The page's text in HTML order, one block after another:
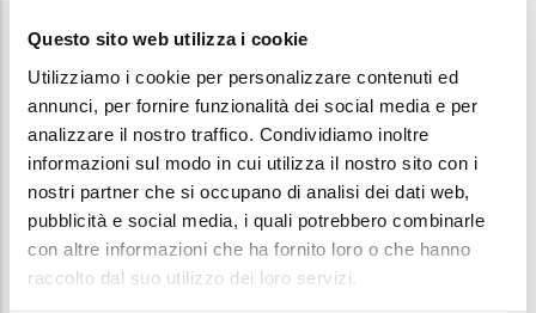
Questo sito web utilizza i cookie
Utilizziamo i cookie per personalizzare contenuti ed
annunci, per fornire funzionalità dei social media e per
analizzare il nostro traffico. Condividiamo inoltre
informazioni sul modo in cui utilizza il nostro sito con i
nostri partner che si occupano di analisi dei dati web,
pubblicità e social media, i quali potrebbero combinarle
con altre informazioni che ha fornito loro o che hanno
raccolto dal suo utilizzo dei loro servizi.
Il giorno 13 febbraio 2024, dalle ore 09.00 alle
13.00, verrà sospeso il servizio di erogazione acqua
in Via Salnitro, Via Zanardelli, Piazza Castello e Via
Malvezzi. La sospensione si rende necessaria al
fine di un intervento di manutenzione straordinaria
sulla rete acquedotto.